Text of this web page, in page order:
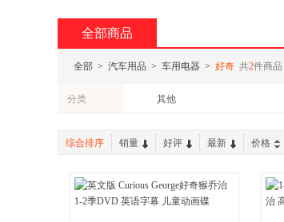
全部商品
全部 > 汽车用品 > 车用电器 > 好奇 共2件商品
分类 其他
综合排序 销量 好评 最新 价格